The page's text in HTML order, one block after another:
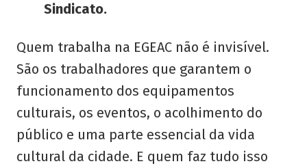
Sindicato.
Quem trabalha na EGEAC não é invisível.
São os trabalhadores que garantem o
funcionamento dos equipamentos
culturais, os eventos, o acolhimento do
público e uma parte essencial da vida
cultural da cidade. E quem faz tudo isso